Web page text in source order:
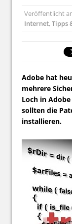
Veröffentlicht
Internet,Tipps
Adobe hat
mehrere
Loch in
sollten die
installieren.